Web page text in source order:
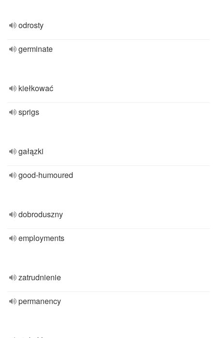
odrosty
germinate
kiełkować
sprigs
gałązki
good-humoured
dobroduszny
employments
zatrudnienie
permanency